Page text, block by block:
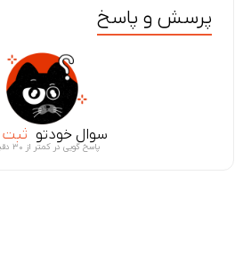
پرسش و پاسخ
سوال خودتو
پاسخ گویی در کمتر از ۳۰ دقیقه